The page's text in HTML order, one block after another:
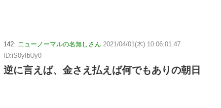
142: ニューノーマルの名無しさん 2021/04/01(木) 10:06:01.47
ID:iS0yIbUy0
逆に言えば、金さえ払えば何でもありの朝日